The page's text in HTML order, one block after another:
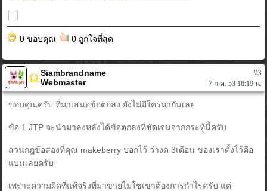
0 ขอบคุณ 0 ถูกใจที่สุด
Siambrandname
Webmaster
#3
7 ก.ค. 53 16:19 น.
ขอบคุณครับ ที่มาเสนอข้อตกลง ยังไม่มีใครมากันเลย
ข้อ 1 JTP จะนำมาลงหลังได้ข้อตกลงที่ชัดเจนจากกระทู้นี้ครับ
ส่วนกฎข้อสองที่คุณ makeberry บอกไว้ ว่างด 3เดือน ของเราตั้งไว้คือ
แบนเลยครับ
เพราะความผิดที่แท้จริงที่มาขายไม่ใช่เขาต้องการกำไรครับ แต่